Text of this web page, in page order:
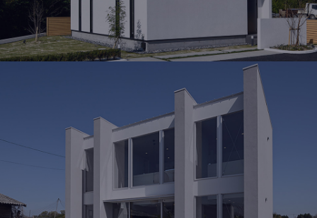
MODEL HOUSE
岡山北モデルハウス
岡山県勝田郡奈義町荒内西58-2
OPEN 10：00 ～ 19：00
見学予約